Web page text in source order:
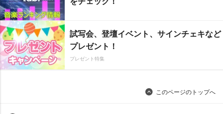
試写会、登壇イベント、サインチェキなど
プレゼント！
プレゼント特集
このページのトップへ